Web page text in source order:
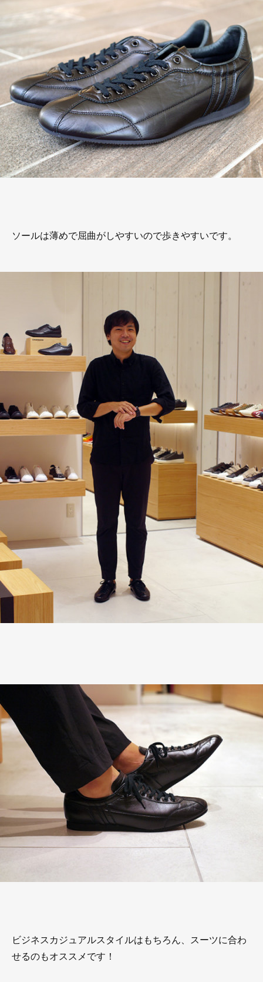
ソールは薄めで屈曲がしやすいので歩きやすいです。
ビジネスカジュアルスタイルはもちろん、スーツに合わ
せるのもオススメです！